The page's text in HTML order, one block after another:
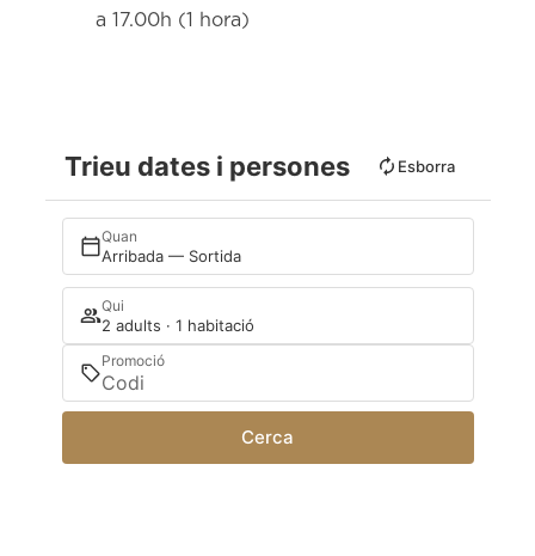
a 17.00h (1 hora)
Trieu dates i persones Esborra
Quan
Arribada — Sortida
Qui
2 adults · 1 habitació
Promoció
Cerca